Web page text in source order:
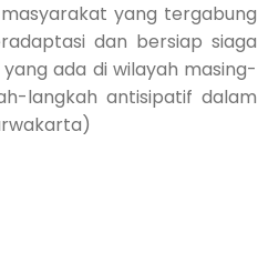
yang tergabung
dan bersiap siaga
ada di wilayah masing-
langkah antisipatif dalam